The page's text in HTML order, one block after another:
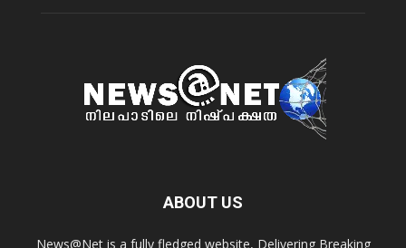
ABOUT US
News@Net is a fully fledged website, Delivering Breaking